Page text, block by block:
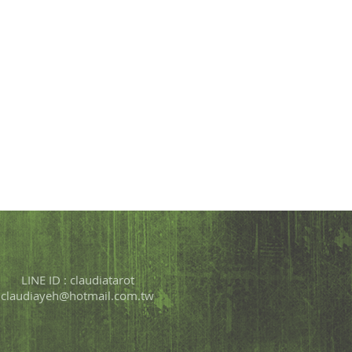
LINE ID : claudiatarot
claudiayeh@hotmail.com.tw